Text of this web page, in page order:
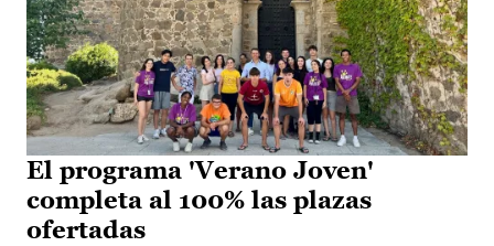
El programa 'Verano Joven'
completa al 100% las plazas
ofertadas